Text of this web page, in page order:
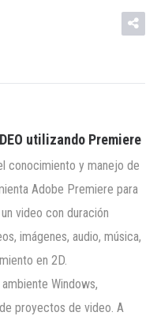
utilizando Premiere
conocimiento y manejo de
Adobe Premiere para
video con duración
imágenes, audio, música,
en 2D.
Windows,
proyectos de video. A